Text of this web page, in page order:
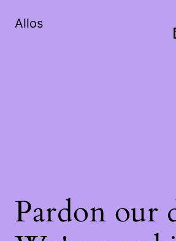
Allos
Pardon our